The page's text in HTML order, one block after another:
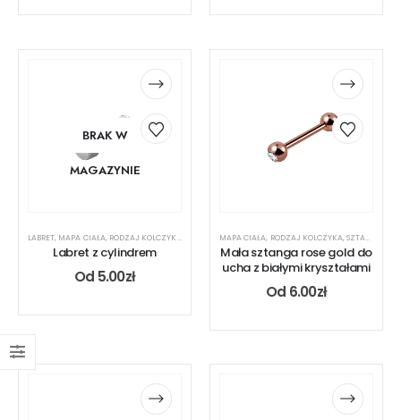
BRAK W
MAGAZYNIE
LABRET, MAPA CIAŁA, RODZAJ KOLCZYKA USTA
Labret z cylindrem
Od 5.00zł
MAPA CIAŁA, RODZAJ KOLCZYKA,SZTANGA
Mała sztanga rose gold do
ucha z białymi kryształami
Od 6.00zł